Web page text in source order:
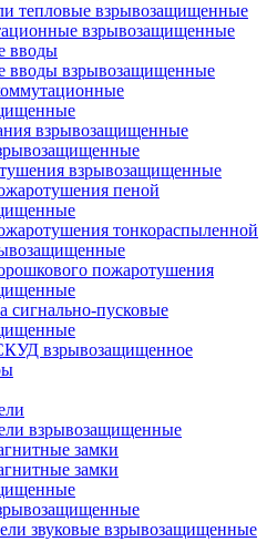
тепловые взрывозащищенные
взрывозащищенные
вводы
вводы взрывозащищенные
взрывозащищенные
взрывозащищенные
пеной
тонкораспыленной
пожаротушения
сигнально-пусковые
взрывозащищенное
взрывозащищенные
замки
замки
звуковые взрывозащищенные